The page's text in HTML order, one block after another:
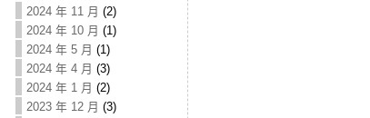
2024 年 11 月 (2)
2024 年 10 月 (1)
2024 年 5 月 (1)
2024 年 4 月 (3)
2024 年 1 月 (2)
2023 年 12 月 (3)